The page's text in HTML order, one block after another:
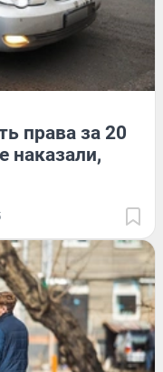
права за 20
наказали,